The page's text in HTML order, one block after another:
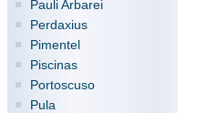
Pauli Arbarei
Perdaxius
Pimentel
Piscinas
Portoscuso
Pula